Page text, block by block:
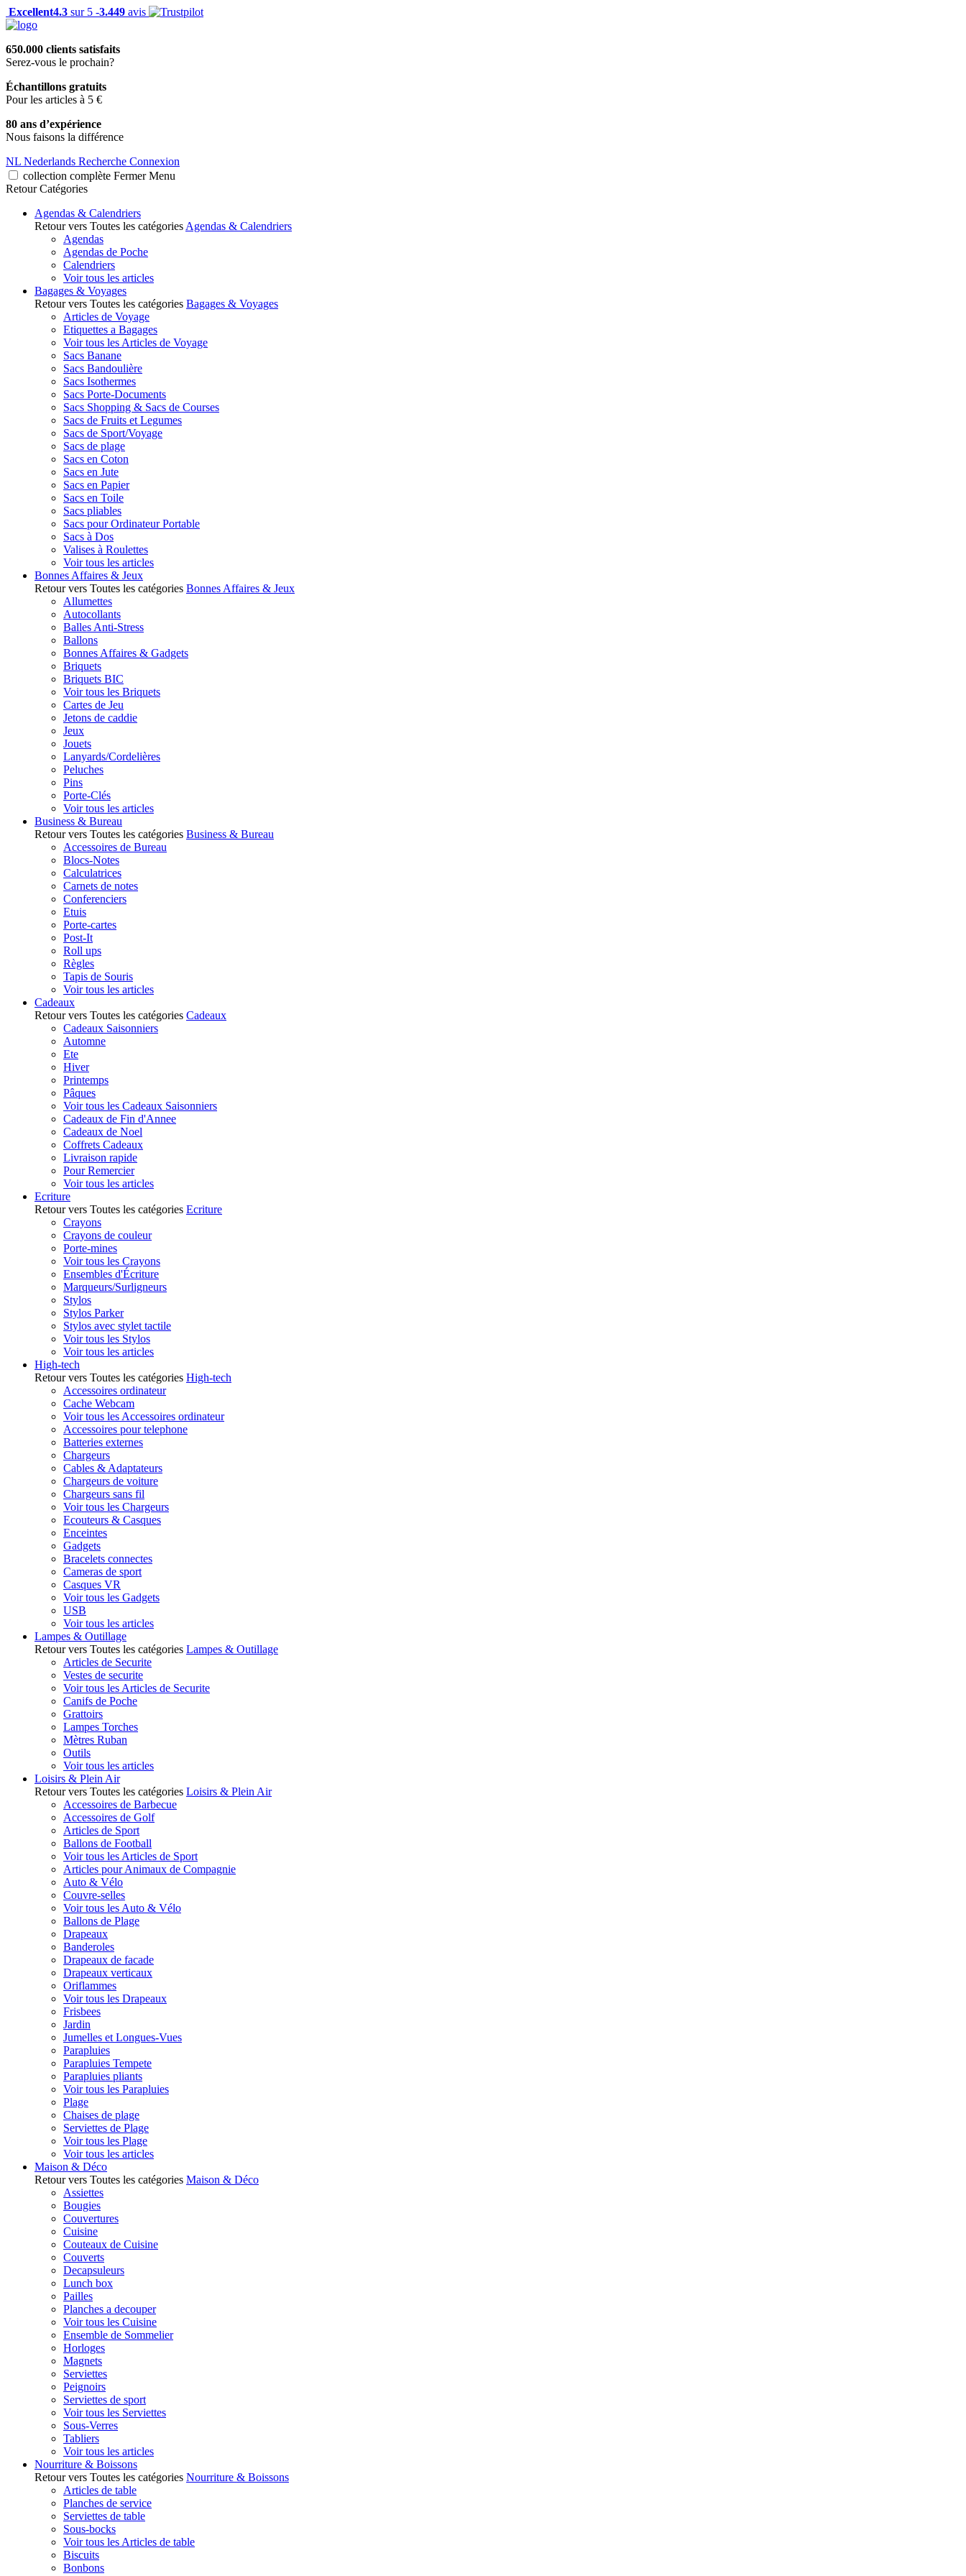
Excellent4.3 sur 5 -3.449 avis
650.000 clients satisfaits
Serez-vous le prochain?
Échantillons gratuits
Pour les articles à 5 €
80 ans d’expérience
Nous faisons la différence
NL Nederlands Recherche Connexion
collection complète Fermer Menu
Retour Catégories
Agendas & Calendriers
Retour vers Toutes les catégories Agendas & Calendriers
Agendas
Agendas de Poche
Calendriers
Voir tous les articles
Bagages & Voyages
Retour vers Toutes les catégories Bagages & Voyages
Articles de Voyage
Etiquettes a Bagages
Voir tous les Articles de Voyage
Sacs Banane
Sacs Bandoulière
Sacs Isothermes
Sacs Porte-Documents
Sacs Shopping & Sacs de Courses
Sacs de Fruits et Legumes
Sacs de Sport/Voyage
Sacs de plage
Sacs en Coton
Sacs en Jute
Sacs en Papier
Sacs en Toile
Sacs pliables
Sacs pour Ordinateur Portable
Sacs à Dos
Valises à Roulettes
Voir tous les articles
Bonnes Affaires & Jeux
Retour vers Toutes les catégories Bonnes Affaires & Jeux
Allumettes
Autocollants
Balles Anti-Stress
Ballons
Bonnes Affaires & Gadgets
Briquets
Briquets BIC
Voir tous les Briquets
Cartes de Jeu
Jetons de caddie
Jeux
Jouets
Lanyards/Cordelières
Peluches
Pins
Porte-Clés
Voir tous les articles
Business & Bureau
Retour vers Toutes les catégories Business & Bureau
Accessoires de Bureau
Blocs-Notes
Calculatrices
Carnets de notes
Conferenciers
Etuis
Porte-cartes
Post-It
Roll ups
Règles
Tapis de Souris
Voir tous les articles
Cadeaux
Retour vers Toutes les catégories Cadeaux
Cadeaux Saisonniers
Automne
Ete
Hiver
Printemps
Pâques
Voir tous les Cadeaux Saisonniers
Cadeaux de Fin d'Annee
Cadeaux de Noel
Coffrets Cadeaux
Livraison rapide
Pour Remercier
Voir tous les articles
Ecriture
Retour vers Toutes les catégories Ecriture
Crayons
Crayons de couleur
Porte-mines
Voir tous les Crayons
Ensembles d'Écriture
Marqueurs/Surligneurs
Stylos
Stylos Parker
Stylos avec stylet tactile
Voir tous les Stylos
Voir tous les articles
High-tech
Retour vers Toutes les catégories High-tech
Accessoires ordinateur
Cache Webcam
Voir tous les Accessoires ordinateur
Accessoires pour telephone
Batteries externes
Chargeurs
Cables & Adaptateurs
Chargeurs de voiture
Chargeurs sans fil
Voir tous les Chargeurs
Ecouteurs & Casques
Enceintes
Gadgets
Bracelets connectes
Cameras de sport
Casques VR
Voir tous les Gadgets
USB
Voir tous les articles
Lampes & Outillage
Retour vers Toutes les catégories Lampes & Outillage
Articles de Securite
Vestes de securite
Voir tous les Articles de Securite
Canifs de Poche
Grattoirs
Lampes Torches
Mètres Ruban
Outils
Voir tous les articles
Loisirs & Plein Air
Retour vers Toutes les catégories Loisirs & Plein Air
Accessoires de Barbecue
Accessoires de Golf
Articles de Sport
Ballons de Football
Voir tous les Articles de Sport
Articles pour Animaux de Compagnie
Auto & Vélo
Couvre-selles
Voir tous les Auto & Vélo
Ballons de Plage
Drapeaux
Banderoles
Drapeaux de facade
Drapeaux verticaux
Oriflammes
Voir tous les Drapeaux
Frisbees
Jardin
Jumelles et Longues-Vues
Parapluies
Parapluies Tempete
Parapluies pliants
Voir tous les Parapluies
Plage
Chaises de plage
Serviettes de Plage
Voir tous les Plage
Voir tous les articles
Maison & Déco
Retour vers Toutes les catégories Maison & Déco
Assiettes
Bougies
Couvertures
Cuisine
Couteaux de Cuisine
Couverts
Decapsuleurs
Lunch box
Pailles
Planches a decouper
Voir tous les Cuisine
Ensemble de Sommelier
Horloges
Magnets
Serviettes
Peignoirs
Serviettes de sport
Voir tous les Serviettes
Sous-Verres
Tabliers
Voir tous les articles
Nourriture & Boissons
Retour vers Toutes les catégories Nourriture & Boissons
Articles de table
Planches de service
Serviettes de table
Sous-bocks
Voir tous les Articles de table
Biscuits
Bonbons